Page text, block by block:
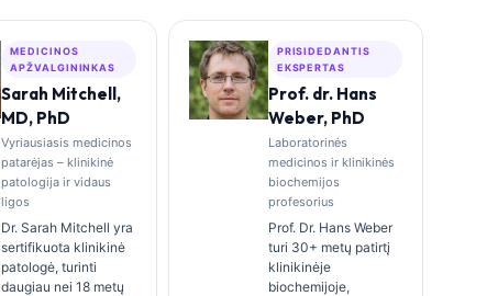
MEDICINOS
APŽVALGININKAS
Sarah Mitchell,
MD, PhD
Vyriausiasis medicinos
patarėjas – klinikinė
patologija ir vidaus
ligos
Dr. Sarah Mitchell yra
sertifikuota klinikinė
patologė, turinti
daugiau nei 18 metų
PRISIDEDANTIS
EKSPERTAS
Prof. dr. Hans
Weber, PhD
Laboratorinės
medicinos ir klinikinės
biochemijos
profesorius
Prof. Dr. Hans Weber
turi 30+ metų patirtį
klinikinėje
biochemijoje,